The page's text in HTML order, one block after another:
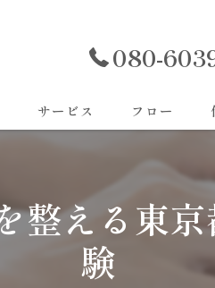
080-
サービス フロー
整える東
験